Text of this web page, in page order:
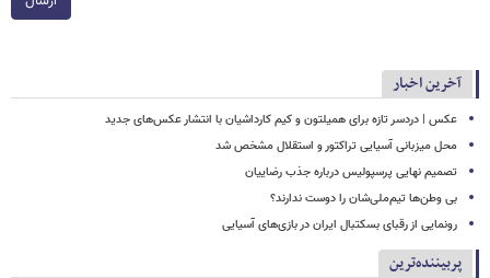
آخرین اخبار
عکس | دردسر تازه برای همیلتون و کیم کارداشیان با انتشار عکس‌های جدید
محل میزبانی آسیایی تراکتور و استقلال مشخص شد
تصمیم نهایی پرسپولیس درباره جذب رضاییان
بی وطن‌ها تیم‌ملی‌شان را دوست ندارند؟
رونمایی از رقبای بسکتبال ایران در بازی‌های آسیایی
پربیننده‌ترین